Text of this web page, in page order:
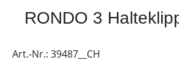
RONDO 3
Art.-Nr.: 39487__CH